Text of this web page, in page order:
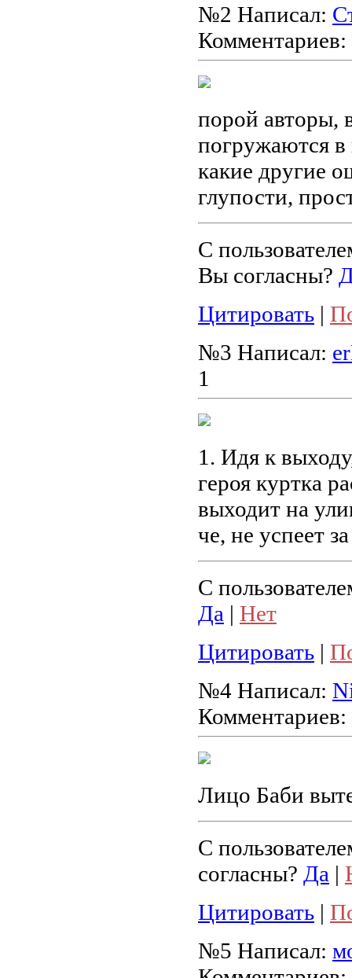
№2 Написал:
Комментариев:
порой авторы,
погружаются в
какие другие
глупости,
С
Вы согласны?
Цитировать |
№3 Написал:
1
1. Идя к
героя куртка
выходит на
че, не успеет
С
Да | Нет
Цитировать |
№4 Написал:
Комментариев:
Лицо Баби
С
согласны? Да |
Цитировать |
№5 Написал: